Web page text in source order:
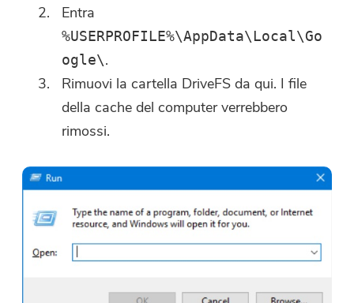
Entra
%USERPROFILE%\AppData\Local\Go
ogle\.
Rimuovi la cartella DriveFS da qui. I file
della cache del computer verrebbero
rimossi.